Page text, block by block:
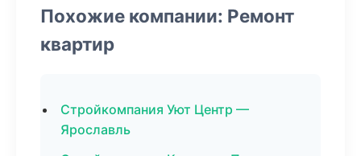
Похожие компании: Ремонт
квартир
Стройкомпания Уют Центр —
Ярославль